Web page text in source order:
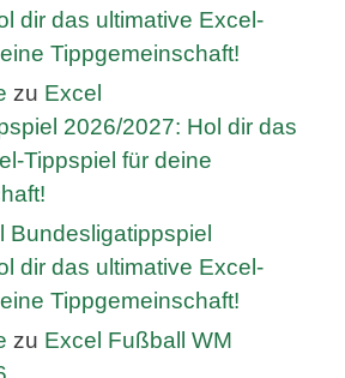
dir das ultimative Excel-
Tippgemeinschaft!
zu Excel
2026/2027: Hol dir das
Tippspiel für deine
Bundesligatippspiel
dir das ultimative Excel-
Tippgemeinschaft!
zu Excel Fußball WM